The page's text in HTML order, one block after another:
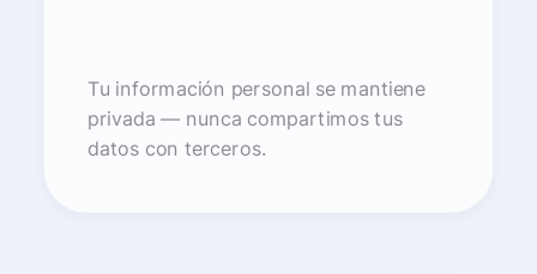
Tu información personal se mantiene
privada — nunca compartimos tus
datos con terceros.